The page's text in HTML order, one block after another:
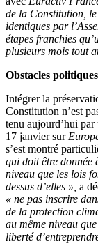
de la Constitution,
identiques par
étapes franchies
plusieurs mois tout
Obstacles
Intégrer la
Constitution n’est
tenu aujourd’hui
17 janvier sur
s’est montré
qui doit être donnée
niveau que les lois
dessus d’elles », a
« ne pas inscrire
de la protection
au même niveau
liberté